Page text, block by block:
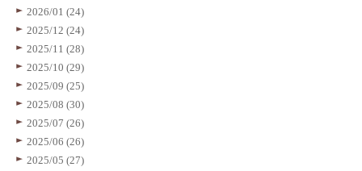
2026/01 (24)
2025/12 (24)
2025/11 (28)
2025/10 (29)
2025/09 (25)
2025/08 (30)
2025/07 (26)
2025/06 (26)
2025/05 (27)